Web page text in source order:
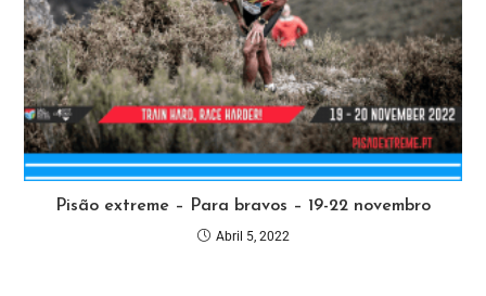
Pisão extreme – Para bravos – 19-22 novembro
Abril 5, 2022